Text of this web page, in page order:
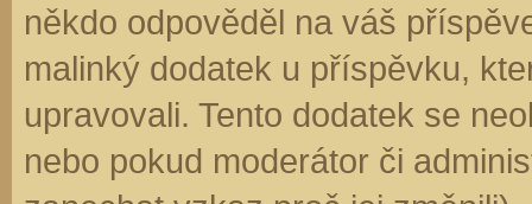
někdo odpověděl na váš
malinký dodatek u příspěvku,
upravovali. Tento dodatek se
nebo pokud moderátor či